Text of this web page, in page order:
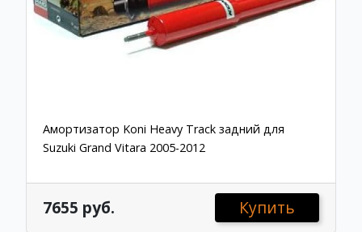
Амортизатор Koni Heavy Track задний для
Suzuki Grand Vitara 2005-2012
7655 руб. Купить